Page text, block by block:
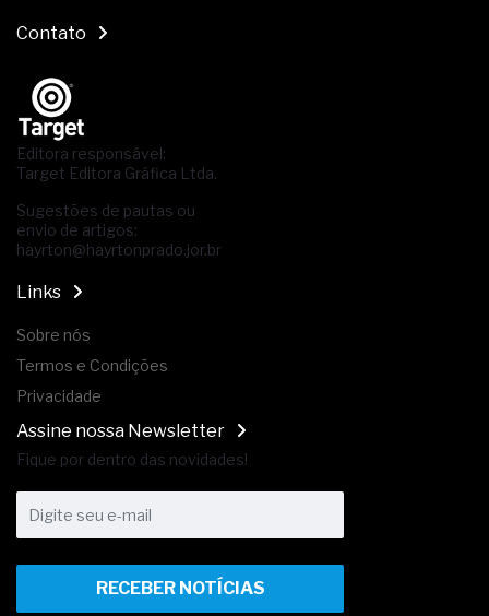
Contato
Editora responsável:
Target Editora Gráfica Ltda.
Sugestões de pautas ou
envio de artigos:
hayrton@hayrtonprado.jor.br
Links
Sobre nós
Termos e Condições
Privacidade
Assine nossa Newsletter
Fique por dentro das novidades!
RECEBER NOTÍCIAS